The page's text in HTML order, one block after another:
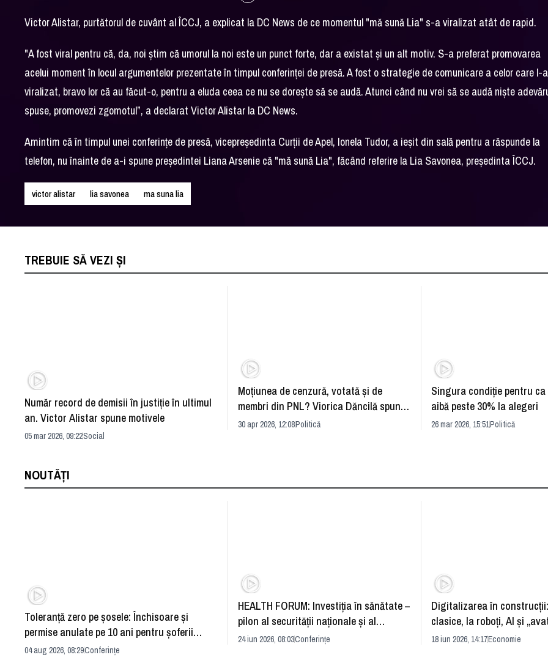
Victor Alistar, purtătorul de cuvânt al ÎCCJ, a explicat la DC News de ce momentul "mă sună Lia" s-a viralizat atât de rapid.
"A fost viral pentru că, da, noi știm că umorul la noi este un punct forte, dar a existat și un alt motiv. S-a preferat promovarea
acelui moment în locul argumentelor prezentate în timpul conferinței de presă. A fost o strategie de comunicare a celor care l-
viralizat, bravo lor că au făcut-o, pentru a eluda ceea ce nu se dorește să se audă. Atunci când nu vrei să se audă niște
spuse, promovezi zgomotul”, a declarat Victor Alistar la DC News.
Amintim că în timpul unei conferinţe de presă, vicepreşedinta Curţii de Apel, Ionela Tudor, a ieşit din sală pentru a răspunde la
telefon, nu înainte de a-i spune preşedintei Liana Arsenie că "mă sună Lia", făcând referire la Lia Savonea, preşedinta ÎCCJ.
victor alistar lia savonea ma suna lia
TREBUIE SĂ VEZI ȘI
Număr record de demisii în justiţie în ultimul
an. Victor Alistar spune motivele
05 mar 2026, 09:22Social
Moţiunea de cenzură, votată şi de
membri din PNL? Viorica Dăncilă spune
ce se întâmplă
30 apr 2026, 12:08Politică
Singura condiţie pentru ca
aibă peste 30% la alegeri
26 mar 2026, 15:51Politică
NOUTĂȚI
Toleranță zero pe șosele: Închisoare și
permise anulate pe 10 ani pentru șoferii
iresponsabili
04 aug 2026, 08:29Conferințe
HEALTH FORUM: Investiția în sănătate –
pilon al securității naționale și al
dezvoltării economice
24 iun 2026, 08:03Conferințe
Digitalizarea în
clasice, la roboți, AI și
România și redefinirea
18 iun 2026, 14:17Economie